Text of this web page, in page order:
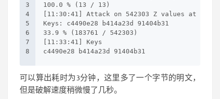
3
4
5
6
7
8
100.0 % (13 / 13)
[11:30:41] Attack on 542303 Z values at
Keys: c4490e28 b414a23d 91404b31
33.9 % (183761 / 542303)
[11:33:41] Keys
c4490e28 b414a23d 91404b31
可以算出耗时为3分钟，这里多了一个字节的明文，
但是破解速度稍微慢了几秒。